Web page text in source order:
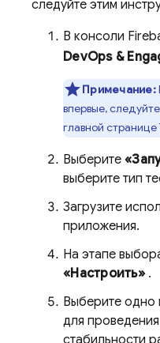
следуйте этим
В консоли
DevOps &
Примечание:
впервые,
главной странице
Выберите
выберите тип
Загрузите
приложения.
На этапе
«Настроить».
Выберите одно
для
стабильности